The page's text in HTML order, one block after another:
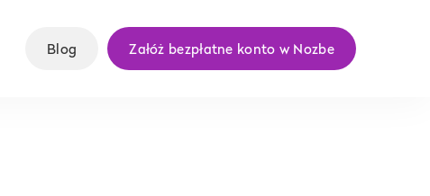
Blog Załóż bezpłatne konto w Nozbe